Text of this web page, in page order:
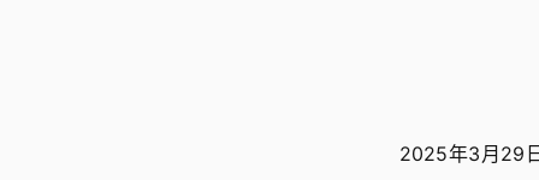
2025年3月29